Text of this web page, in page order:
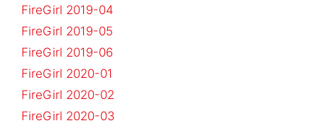
FireGirl 2019-04
FireGirl 2019-05
FireGirl 2019-06
FireGirl 2020-01
FireGirl 2020-02
FireGirl 2020-03